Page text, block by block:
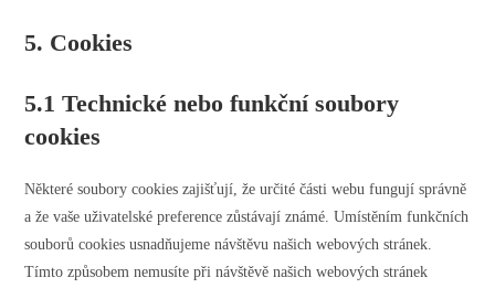
5. Cookies
5.1 Technické nebo funkční soubory
cookies
Některé soubory cookies zajišťují, že určité části webu fungují správně
a že vaše uživatelské preference zůstávají známé. Umístěním funkčních
souborů cookies usnadňujeme návštěvu našich webových stránek.
Tímto způsobem nemusíte při návštěvě našich webových stránek